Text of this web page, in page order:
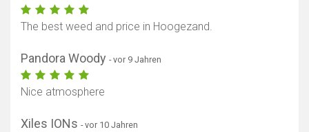
The best weed and price in Hoogezand.
Pandora Woody - vor 9 Jahren
Nice atmosphere
Xiles IONs - vor 10 Jahren